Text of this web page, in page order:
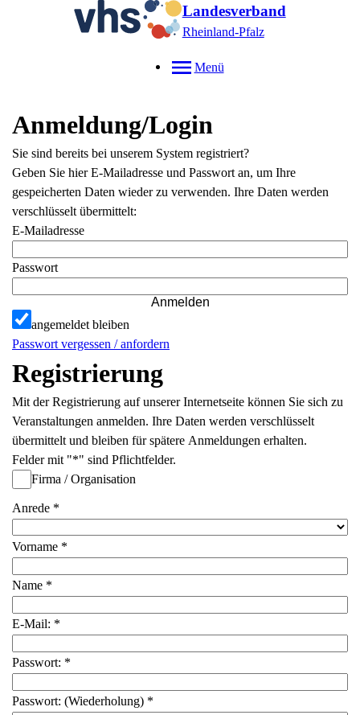
Landesverband
Rheinland-Pfalz
Menü
Anmeldung/Login
Sie sind bereits bei unserem System registriert?
Geben Sie hier E-Mailadresse und Passwort an, um Ihre
gespeicherten Daten wieder zu verwenden. Ihre Daten werden
verschlüsselt übermittelt:
E-Mailadresse
Passwort
Anmelden
angemeldet bleiben
Passwort vergessen / anfordern
Registrierung
Mit der Registrierung auf unserer Internetseite können Sie sich zu
Veranstaltungen anmelden. Ihre Daten werden verschlüsselt
übermittelt und bleiben für spätere Anmeldungen erhalten.
Felder mit "*" sind Pflichtfelder.
Firma / Organisation
Anrede *
Vorname *
Name *
E-Mail: *
Passwort: *
Passwort: (Wiederholung) *